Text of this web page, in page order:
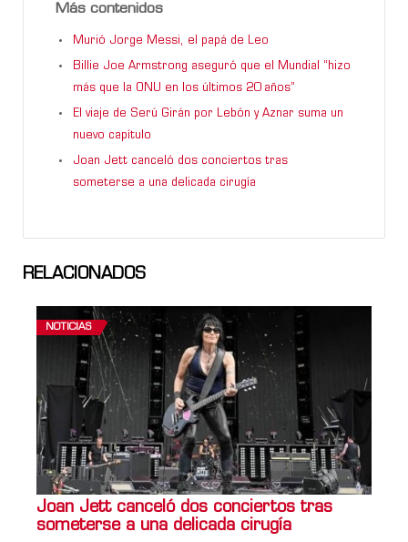
Más contenidos
Murió Jorge Messi, el papá de Leo
Billie Joe Armstrong aseguró que el Mundial “hizo
más que la ONU en los últimos 20 años”
El viaje de Serú Girán por Lebón y Aznar suma un
nuevo capítulo
Joan Jett canceló dos conciertos tras
someterse a una delicada cirugía
RELACIONADOS
NOTICIAS
Joan Jett canceló dos conciertos tras
someterse a una delicada cirugía